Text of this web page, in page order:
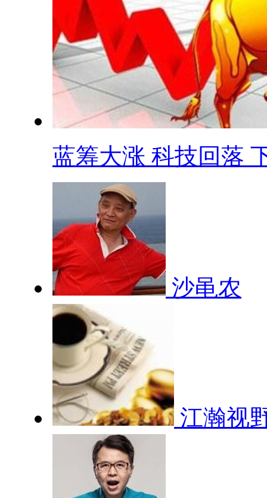
蓝筹大涨 科技回落
沙黾农
江瀚视